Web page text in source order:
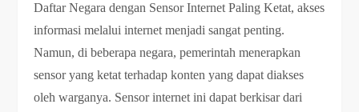
Daftar Negara dengan Sensor Internet Paling Ketat, akses
informasi melalui internet menjadi sangat penting.
Namun, di beberapa negara, pemerintah menerapkan
sensor yang ketat terhadap konten yang dapat diakses
oleh warganya. Sensor internet ini dapat berkisar dari